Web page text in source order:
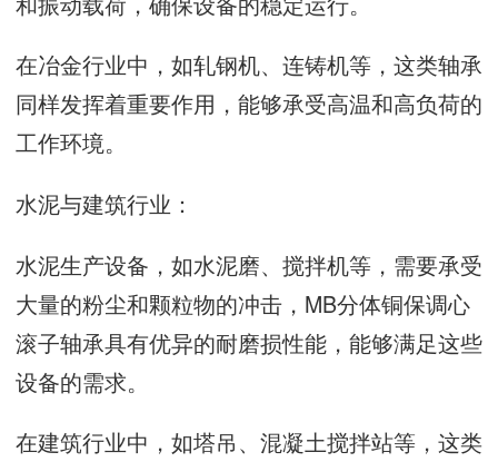
在冶金行业中，如轧钢机、连铸机等，这类轴承
同样发挥着重要作用，能够承受高温和高负荷的
工作环境。
水泥与建筑行业：
水泥生产设备，如水泥磨、搅拌机等，需要承受
大量的粉尘和颗粒物的冲击，MB分体铜保调心
滚子轴承具有优异的耐磨损性能，能够满足这些
设备的需求。
在建筑行业中，如塔吊、混凝土搅拌站等，这类